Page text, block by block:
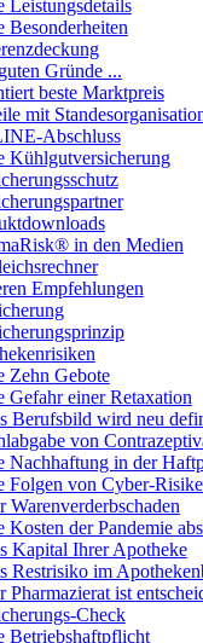
Leistungsdetails
Besonderheiten
Gründe ...
beste Marktpreis
mit
Abschluss
Kühlgutversicherung
in den Medien
Empfehlungen
Zehn Gebote
Gefahr einer Retaxation
Berufsbild wird neu
von
Nachhaftung in der
Folgen von Cyber-
Warenverderbschaden
Kosten der Pandemie
Kapital Ihrer Apotheke
Restrisiko im
Pharmazierat ist
Check
Betriebshaftpflicht